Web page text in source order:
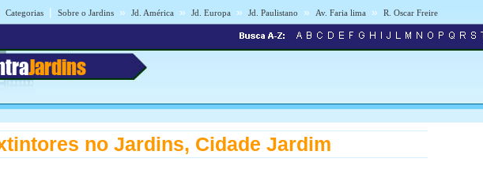
Categorias | Sobre o Jardins » Jd. América » Jd. Europa » Jd. Paulistano » Av. Faria lima » R. Oscar Freire
Jardins
no Jardins, Cidade Jardim